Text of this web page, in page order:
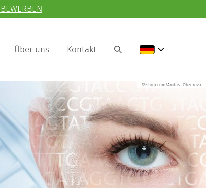
Über uns Kontakt
©istock.com/Andrea Obzerova